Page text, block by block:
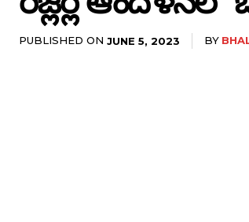
PUBLISHED ON JUNE 5, 2023 BY